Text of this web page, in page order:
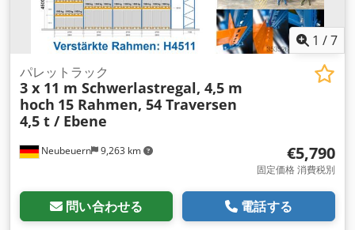
1 /7
Neubeuern 9,263 km
パレットラック
3 x 11 m Schwerlastregal, 4,5 m
hoch 15 Rahmen, 54 Traversen
4,5 t / Ebene
€5,790
固定価格 消費税別
問い合わせる 電話する